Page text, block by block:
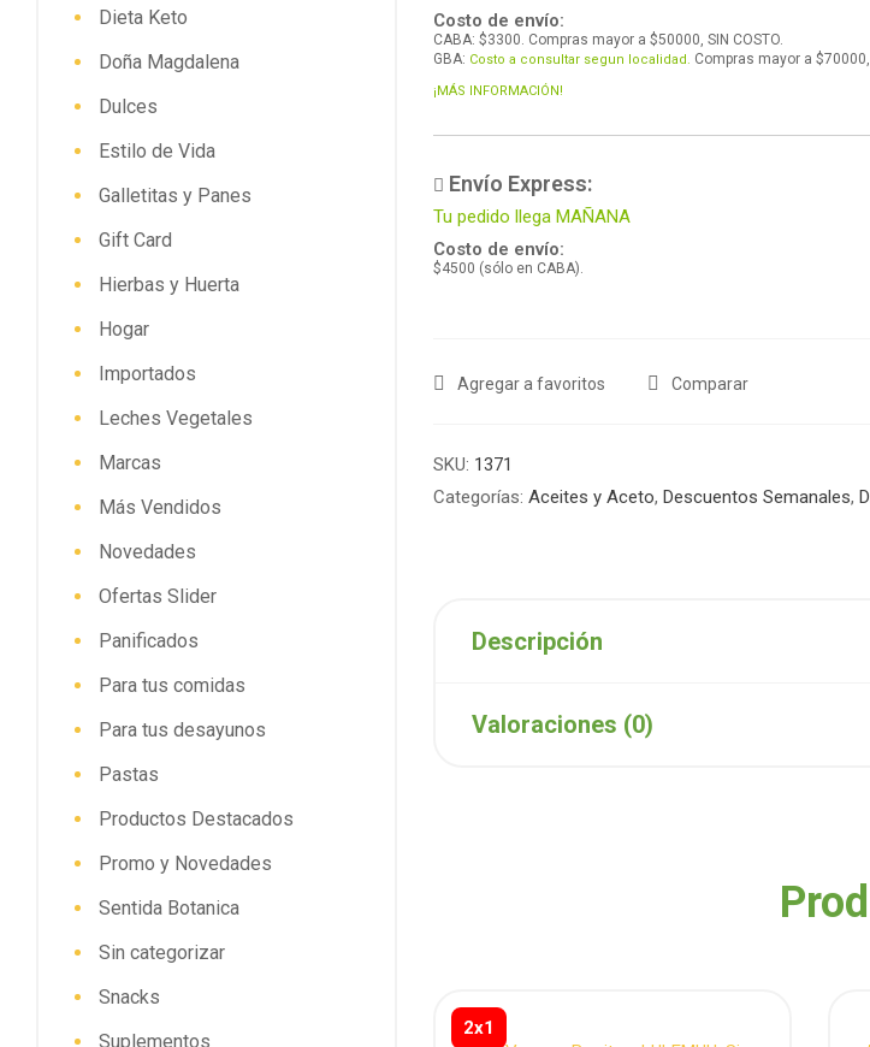
Costo de envío:
CABA: $3300. Compras mayor a $50000, SIN COSTO.
GBA: Costo a consultar segun localidad. Compras mayor a
¡MÁS INFORMACIÓN!
Envío Express:
Tu pedido llega MAÑANA
Costo de envío:
$4500 (sólo en CABA).
Agregar a favoritos Comparar
SKU: 1371
Categorías: Aceites y Aceto, Descuentos Semanales,
Descripción
Valoraciones (0)
2x1
Dieta Keto
Doña Magdalena
Dulces
Estilo de Vida
Galletitas y Panes
Gift Card
Hierbas y Huerta
Hogar
Importados
Leches Vegetales
Marcas
Más Vendidos
Novedades
Ofertas Slider
Panificados
Para tus comidas
Para tus desayunos
Pastas
Productos Destacados
Promo y Novedades
Sentida Botanica
Sin categorizar
Snacks
Suplementos